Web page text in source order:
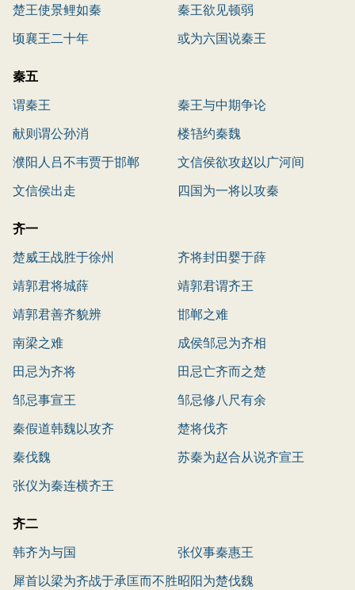
楚王使景鲤如秦
秦王欲见顿弱
顷襄王二十年
或为六国说秦王
秦五
谓秦王
秦王与中期争论
献则谓公孙消
楼啎约秦魏
濮阳人吕不韦贾于邯郸
文信侯欲攻赵以广河间
文信侯出走
四国为一将以攻秦
齐一
楚威王战胜于徐州
齐将封田婴于薛
靖郭君将城薛
靖郭君谓齐王
靖郭君善齐貌辨
邯郸之难
南梁之难
成侯邹忌为齐相
田忌为齐将
田忌亡齐而之楚
邹忌事宣王
邹忌修八尺有余
秦假道韩魏以攻齐
楚将伐齐
秦伐魏
苏秦为赵合从说齐宣王
张仪为秦连横齐王
齐二
韩齐为与国
张仪事秦惠王
犀首以梁为齐战于承匡而不胜昭阳为楚伐魏